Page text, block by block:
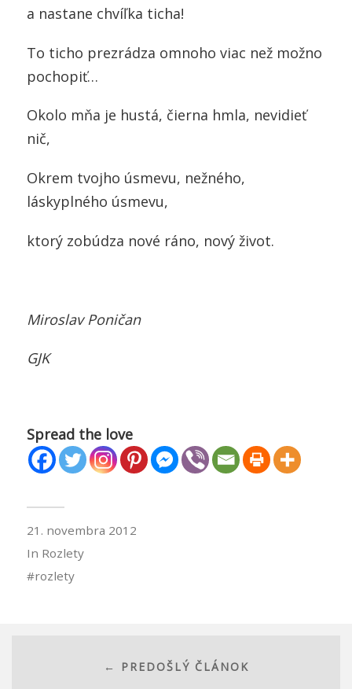
a nastane chvíľka ticha!
To ticho prezrádza omnoho viac než možno
pochopiť…
Okolo mňa je hustá, čierna hmla, nevidieť
nič,
Okrem tvojho úsmevu, nežného,
láskyplného úsmevu,
ktorý zobúdza nové ráno, nový život.
Miroslav Poničan
GJK
Spread the love
21. novembra 2012
In Rozlety
rozlety
← PREDOŠLÝ ČLÁNOK